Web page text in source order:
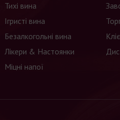
Тихі вина
Ігристі вина
Безалкогольні вина
Лікери & Настоянки
Міцні напої